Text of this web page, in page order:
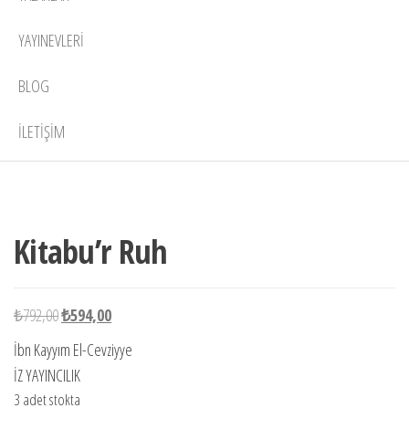
YAYINEVLERI
BLOG
İLETIŞIM
Kitabu’r Ruh
₺792,00Orijinal
fiyat:
₺792,00.
₺594,00Şu
andaki
fiyat:
İbn Kayyım El-Cevziyye
İZ YAYINCILIK
3 adet stokta